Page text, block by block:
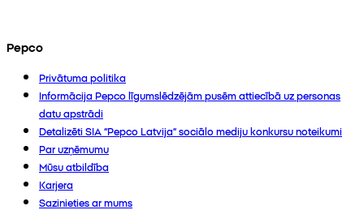
Pepco
Privātuma politika
Informācija Pepco līgumslēdzējām pusēm attiecībā uz personas
datu apstrādi
Detalizēti SIA “Pepco Latvija” sociālo mediju konkursu noteikumi
Par uzņēmumu
Mūsu atbildība
Karjera
Sazinieties ar mums